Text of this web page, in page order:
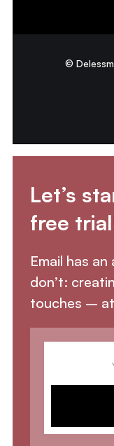
©
Let’s
free
Email has
don’t:
touches –